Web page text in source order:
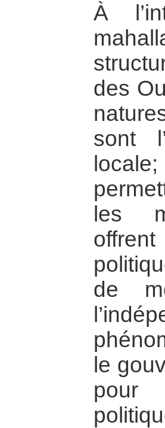
À
des
sont
les
de
le
pour